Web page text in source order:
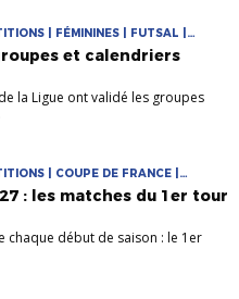
| FÉMININES | FUTSAL |
et calendriers
la Ligue ont validé les groupes
| COUPE DE FRANCE |
: les matches du 1er tour
chaque début de saison : le 1er